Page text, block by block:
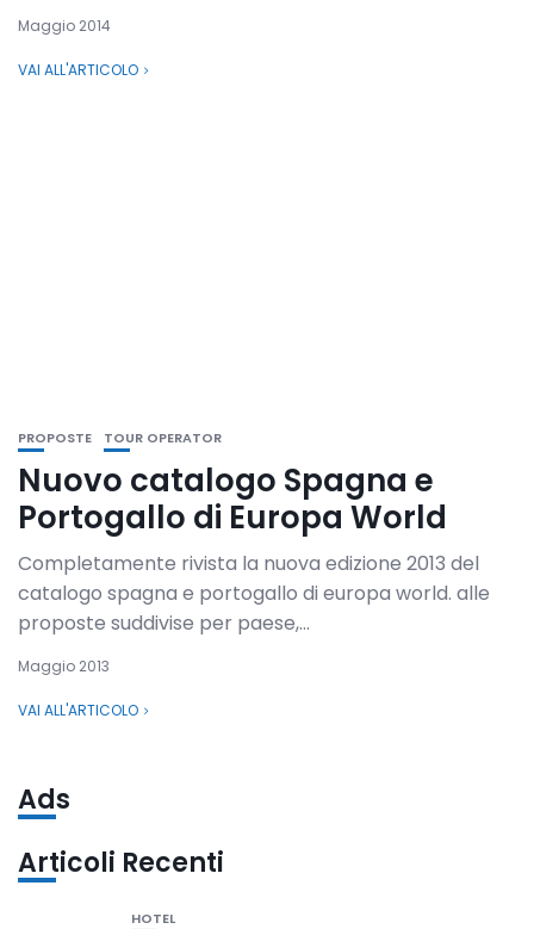
Maggio 2014
VAI ALL'ARTICOLO
PROPOSTE TOUR OPERATOR
Nuovo catalogo Spagna e
Portogallo di Europa World
Completamente rivista la nuova edizione 2013 del
catalogo spagna e portogallo di europa world. alle
proposte suddivise per paese,...
Maggio 2013
VAI ALL'ARTICOLO
Ads
Articoli Recenti
HOTEL